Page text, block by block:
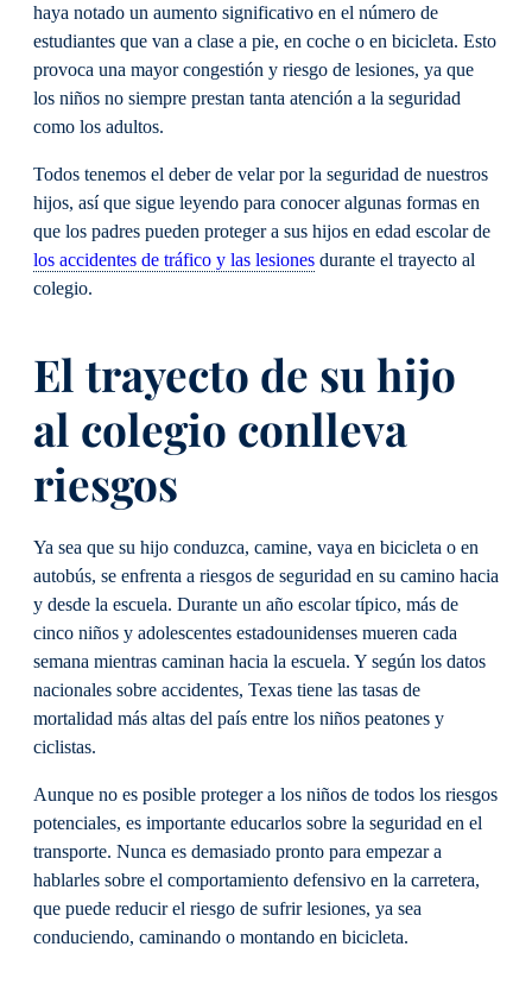
haya notado un aumento significativo en el número de
estudiantes que van a clase a pie, en coche o en bicicleta. Esto
provoca una mayor congestión y riesgo de lesiones, ya que
los niños no siempre prestan tanta atención a la seguridad
como los adultos.
Todos tenemos el deber de velar por la seguridad de nuestros
hijos, así que sigue leyendo para conocer algunas formas en
que los padres pueden proteger a sus hijos en edad escolar de
los accidentes de tráfico y las lesiones durante el trayecto al
colegio.
El trayecto de su hijo
al colegio conlleva
riesgos
Ya sea que su hijo conduzca, camine, vaya en bicicleta o en
autobús, se enfrenta a riesgos de seguridad en su camino hacia
y desde la escuela. Durante un año escolar típico, más de
cinco niños y adolescentes estadounidenses mueren cada
semana mientras caminan hacia la escuela. Y según los datos
nacionales sobre accidentes, Texas tiene las tasas de
mortalidad más altas del país entre los niños peatones y
ciclistas.
Aunque no es posible proteger a los niños de todos los riesgos
potenciales, es importante educarlos sobre la seguridad en el
transporte. Nunca es demasiado pronto para empezar a
hablarles sobre el comportamiento defensivo en la carretera,
que puede reducir el riesgo de sufrir lesiones, ya sea
conduciendo, caminando o montando en bicicleta.